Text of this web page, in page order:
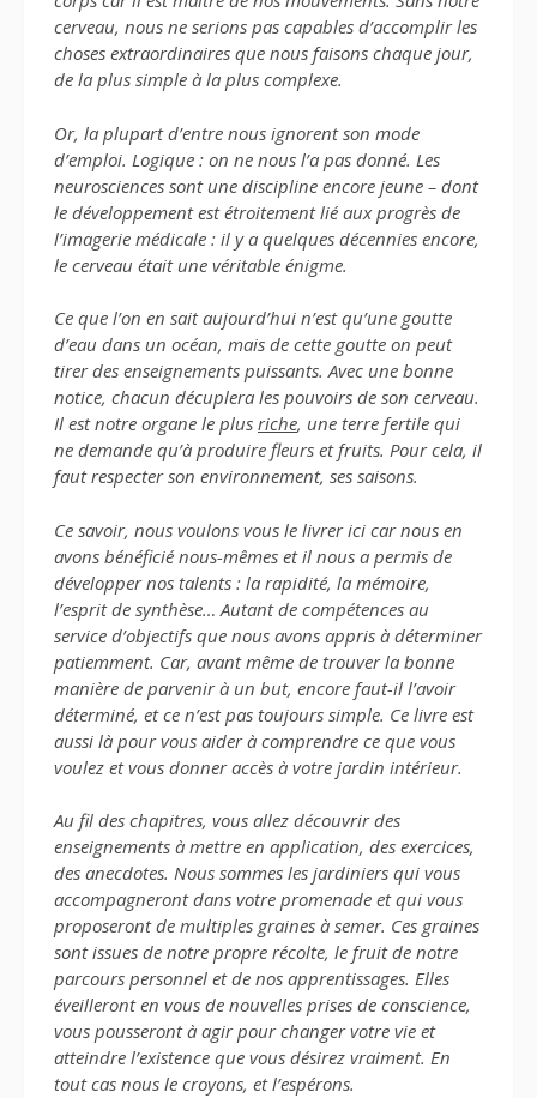
cerveau, nous ne serions pas capables d’accomplir les
choses extraordinaires que nous faisons chaque jour,
de la plus simple à la plus complexe.
Or, la plupart d’entre nous ignorent son mode
d’emploi. Logique : on ne nous l’a pas donné. Les
neurosciences sont une discipline encore jeune – dont
le développement est étroitement lié aux progrès de
l’imagerie médicale : il y a quelques décennies encore,
le cerveau était une véritable énigme.
Ce que l’on en sait aujourd’hui n’est qu’une goutte
d’eau dans un océan, mais de cette goutte on peut
tirer des enseignements puissants. Avec une bonne
notice, chacun décuplera les pouvoirs de son cerveau.
Il est notre organe le plus riche, une terre fertile qui
ne demande qu’à produire fleurs et fruits. Pour cela, il
faut respecter son environnement, ses saisons.
Ce savoir, nous voulons vous le livrer ici car nous en
avons bénéficié nous-mêmes et il nous a permis de
développer nos talents : la rapidité, la mémoire,
l’esprit de synthèse… Autant de compétences au
service d’objectifs que nous avons appris à déterminer
patiemment. Car, avant même de trouver la bonne
manière de parvenir à un but, encore faut-il l’avoir
déterminé, et ce n’est pas toujours simple. Ce livre est
aussi là pour vous aider à comprendre ce que vous
voulez et vous donner accès à votre jardin intérieur.
Au fil des chapitres, vous allez découvrir des
enseignements à mettre en application, des exercices,
des anecdotes. Nous sommes les jardiniers qui vous
accompagneront dans votre promenade et qui vous
proposeront de multiples graines à semer. Ces graines
sont issues de notre propre récolte, le fruit de notre
parcours personnel et de nos apprentissages. Elles
éveilleront en vous de nouvelles prises de conscience,
vous pousseront à agir pour changer votre vie et
atteindre l’existence que vous désirez vraiment. En
tout cas nous le croyons, et l’espérons.